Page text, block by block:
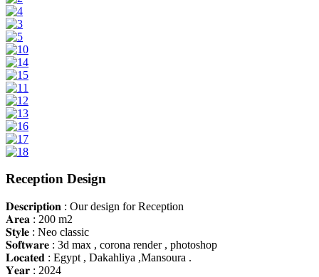
Reception Design
𝐃𝐞𝐬𝐜𝐫𝐢𝐩𝐭𝐢𝐨𝐧 : Our design for Reception
𝐀𝐫𝐞𝐚 : 200 m2
𝐒𝐭𝐲𝐥𝐞 : Neo classic
𝐒𝐨𝐟𝐭𝐰𝐚𝐫𝐞 : 3d max , corona render , photoshop
𝐋𝐨𝐜𝐚𝐭𝐞𝐝 : Egypt , Dakahliya ,Mansoura .
𝐘𝐞𝐚𝐫 : 2024